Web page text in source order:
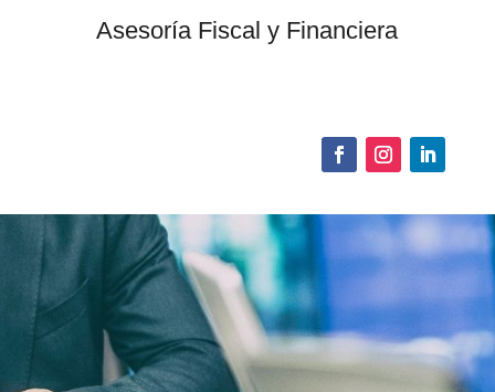
Asesoría Fiscal y Financiera